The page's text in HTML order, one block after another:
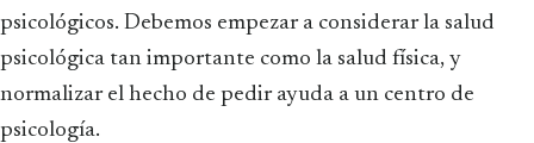
psicológicos. Debemos empezar a considerar la salud
psicológica tan importante como la salud física, y
normalizar el hecho de pedir ayuda a un centro de
psicología.